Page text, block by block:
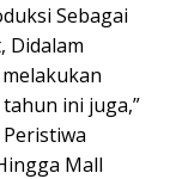
Sebagai
Didalam
ini juga,”
Mall